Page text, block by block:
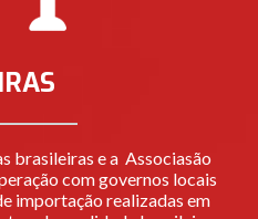
brasileiras e a Associasão
com governos locais
importação realizadas em